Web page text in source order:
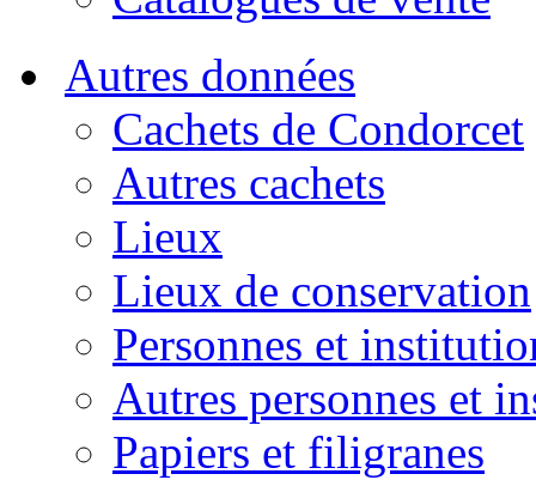
Autres données
Cachets de Condorcet
Autres cachets
Lieux
Lieux de conservation
Personnes et
Autres personnes et
Papiers et filigranes